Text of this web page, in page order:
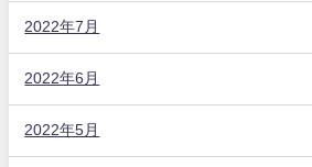
2022年7月
2022年6月
2022年5月